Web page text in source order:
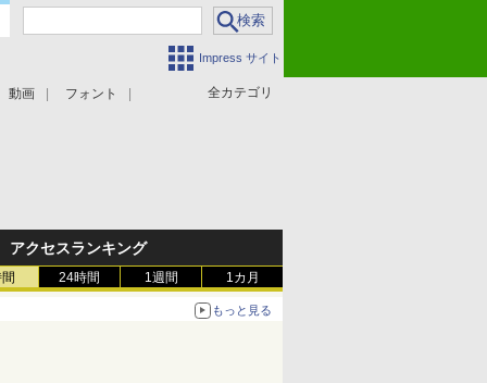
Impress サイト
全カテゴリ
動画 フォント
アクセスランキング
24時間 1週間 1カ月
もっと見る